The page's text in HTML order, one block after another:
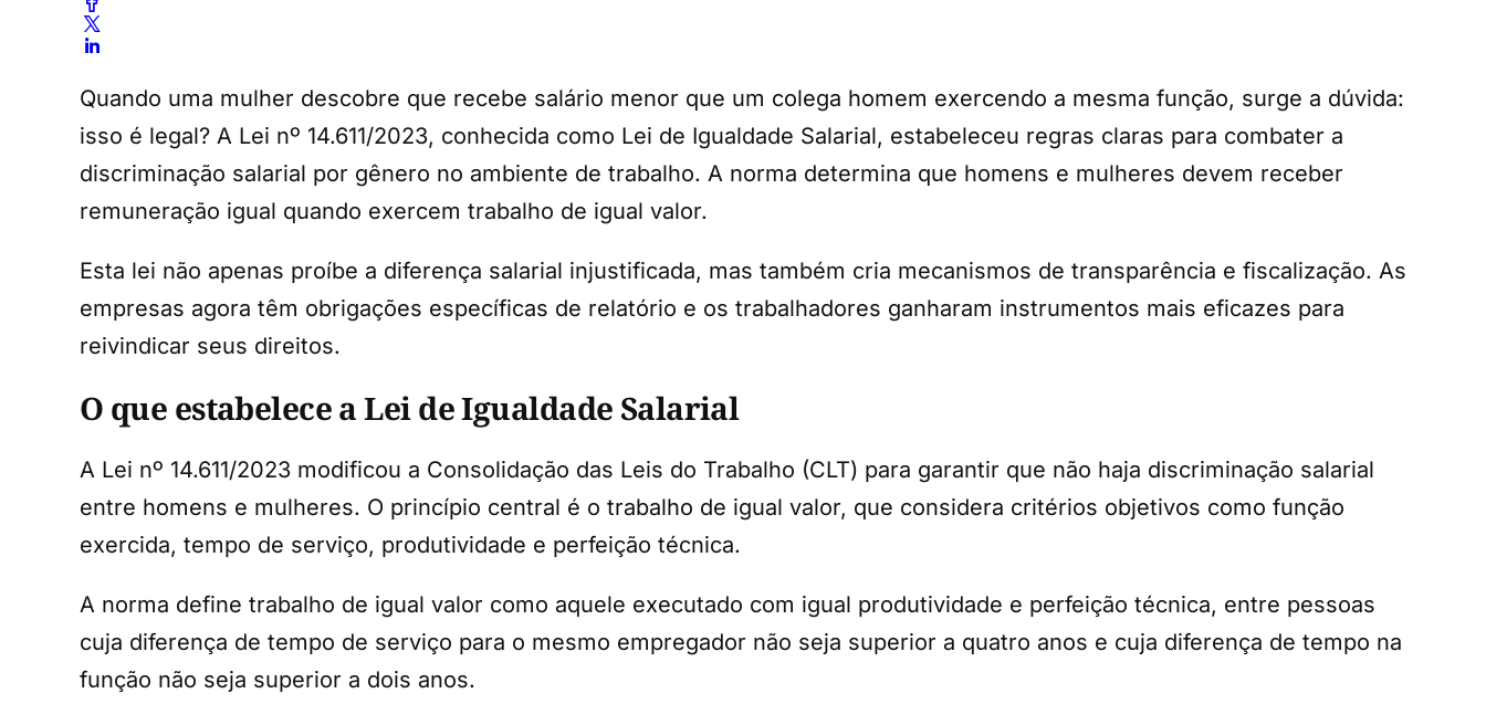
Quando uma mulher descobre que recebe salário menor que um colega homem exercendo a mesma função, surge a dúvida:
isso é legal? A Lei nº 14.611/2023, conhecida como Lei de Igualdade Salarial, estabeleceu regras claras para combater a
discriminação salarial por gênero no ambiente de trabalho. A norma determina que homens e mulheres devem receber
remuneração igual quando exercem trabalho de igual valor.
Esta lei não apenas proíbe a diferença salarial injustificada, mas também cria mecanismos de transparência e fiscalização. As
empresas agora têm obrigações específicas de relatório e os trabalhadores ganharam instrumentos mais eficazes para
reivindicar seus direitos.
O que estabelece a Lei de Igualdade Salarial
A Lei nº 14.611/2023 modificou a Consolidação das Leis do Trabalho (CLT) para garantir que não haja discriminação salarial
entre homens e mulheres. O princípio central é o trabalho de igual valor, que considera critérios objetivos como função
exercida, tempo de serviço, produtividade e perfeição técnica.
A norma define trabalho de igual valor como aquele executado com igual produtividade e perfeição técnica, entre pessoas
cuja diferença de tempo de serviço para o mesmo empregador não seja superior a quatro anos e cuja diferença de tempo na
função não seja superior a dois anos.